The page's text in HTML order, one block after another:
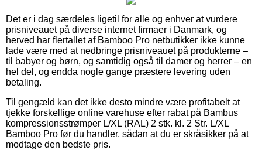
Det er i dag særdeles ligetil for alle og enhver at vurdere
prisniveauet på diverse internet firmaer i Danmark, og
herved har flertallet af Bamboo Pro netbutikker ikke kunne
lade være med at nedbringe prisniveauet på produkterne –
til babyer og børn, og samtidig også til damer og herrer – en
hel del, og endda nogle gange præstere levering uden
betaling.
Til gengæld kan det ikke desto mindre være profitabelt at
tjekke forskellige online varehuse efter rabat på Bambus
kompressionsstrømper L/XL (RAL) 2 stk. kl. 2 Str. L/XL
Bamboo Pro før du handler, sådan at du er skråsikker på at
modtage den bedste pris.